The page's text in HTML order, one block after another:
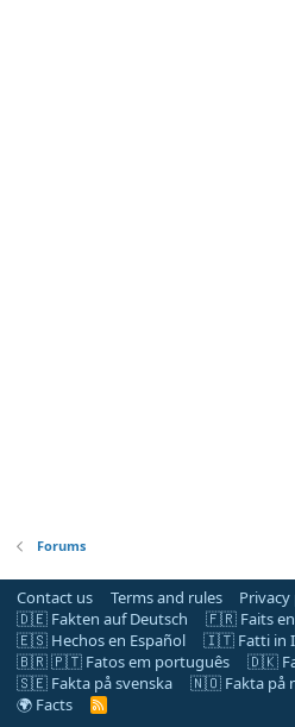
Forums
Contact us Terms and rules
🇩🇪 Fakten auf Deutsch
🇫🇷 Faits en
🇪🇸 Hechos en Español
🇮🇹 Fatti in
🇧🇷 🇵🇹 Fatos em português
🇩🇰
🇸🇪 Fakta på svenska
🇳🇴 Fakta på
🌍 Facts
R